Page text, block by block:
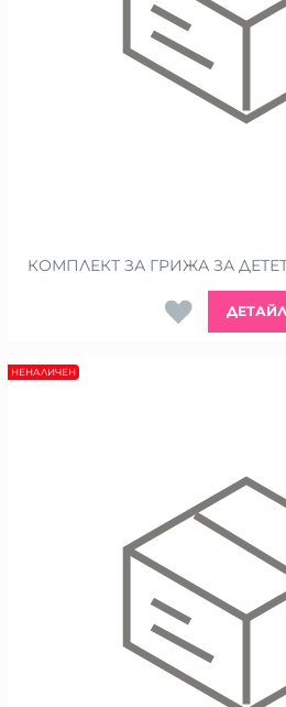
КОМПЛЕКТ ЗА ГРИЖА ЗА
НЕНАЛИЧЕН